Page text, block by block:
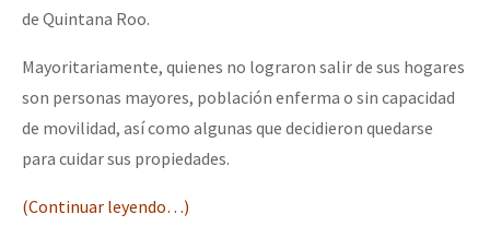
de Quintana Roo.
Mayoritariamente, quienes no lograron salir de sus hogares
son personas mayores, población enferma o sin capacidad
de movilidad, así como algunas que decidieron quedarse
para cuidar sus propiedades.
(Continuar leyendo…)